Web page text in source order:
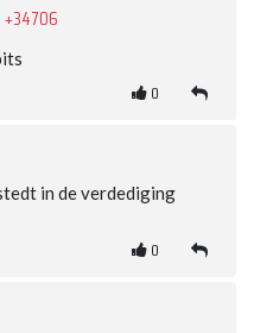
+34706
0
in de verdediging
0